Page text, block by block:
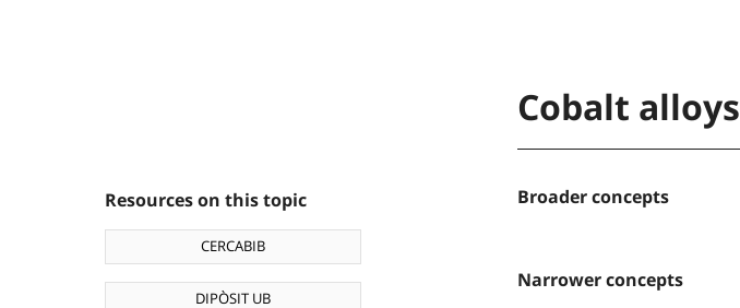
Resources on this topic
CERCABIB
DIPÒSIT UB
Cobalt alloys
Broader concepts
Narrower concepts